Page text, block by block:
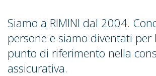
Siamo a RIMINI dal 2004.
persone e siamo diventati per
punto di riferimento nella
assicurativa.